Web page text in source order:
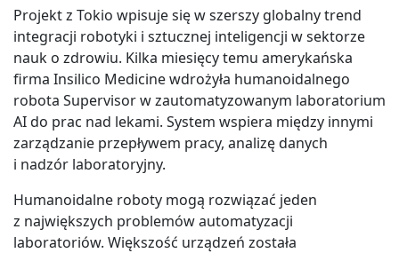
Projekt z Tokio wpisuje się w szerszy globalny trend
integracji robotyki i sztucznej inteligencji w sektorze
nauk o zdrowiu. Kilka miesięcy temu amerykańska
firma Insilico Medicine wdrożyła humanoidalnego
robota Supervisor w zautomatyzowanym laboratorium
AI do prac nad lekami. System wspiera między innymi
zarządzanie przepływem pracy, analizę danych
i nadzór laboratoryjny.
Humanoidalne roboty mogą rozwiązać jeden
z największych problemów automatyzacji
laboratoriów. Większość urządzeń została